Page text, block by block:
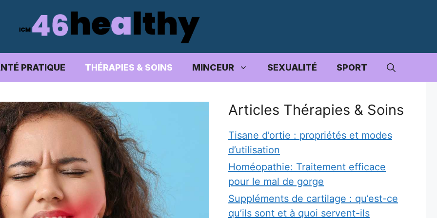
PRATIQUE THÉRAPIES & SOINS MINCEUR SEXUALITÉ SPORT
Articles Thérapies & Soins
Tisane d’ortie : propriétés et modes
d’utilisation
Homéopathie: Traitement efficace
pour le mal de gorge
Suppléments de cartilage : qu’est-ce
qu’ils sont et à quoi servent-ils